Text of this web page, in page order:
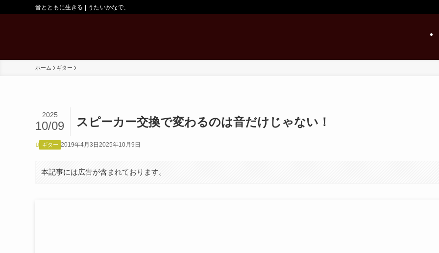
音とともに生きる | うたいかなで、
ホーム ギター
スピーカー交換で変わるのは音だけじゃない！
2025
10/09
ギター 2019年4月3日 2025年10月9日
本記事には広告が含まれております。